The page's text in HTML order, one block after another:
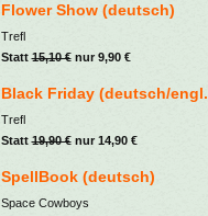
Flower Show (deutsch)
Trefl
Statt15,10 €nur 9,90 €
Black Friday (deutsch/
Trefl
Statt19,90 €nur 14,90 €
SpellBook (deutsch)
Space Cowboys